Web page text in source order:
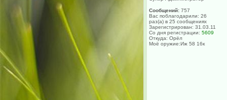
Сообщений: 757
Вас поблагодарили: 26
раз(а) в 25 сообщениях
Зарегистрирован: 31.03.11
Со дня регистрации: 5609
Откуда: Орёл
Моё оружие:Иж 58 16к